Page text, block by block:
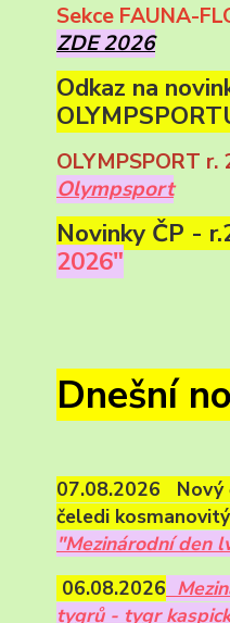
Sekce FAUNA-
ZDE 2026
Odkaz na
OLYMPSPORT r.
Olympsport
Novinky ČP -
2026"
Dnešní
07.08.2026 Nový
čeledi
"Mezinárodní den
06.08.2026
tygrů - tygr